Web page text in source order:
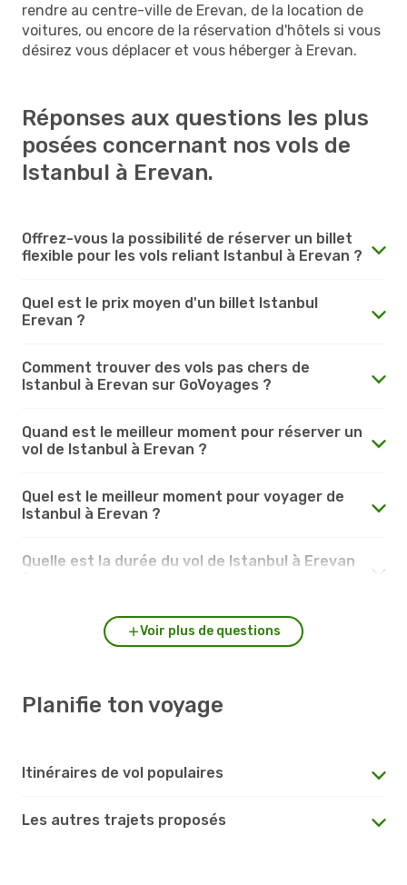
rendre au centre-ville de Erevan, de la location de
voitures, ou encore de la réservation d'hôtels si vous
désirez vous déplacer et vous héberger à Erevan.
Réponses aux questions les plus
posées concernant nos vols de
Istanbul à Erevan.
Offrez-vous la possibilité de réserver un billet
flexible pour les vols reliant Istanbul à Erevan ?
Quel est le prix moyen d'un billet Istanbul
Erevan ?
Comment trouver des vols pas chers de
Istanbul à Erevan sur GoVoyages ?
Quand est le meilleur moment pour réserver un
vol de Istanbul à Erevan ?
Quel est le meilleur moment pour voyager de
Istanbul à Erevan ?
Quelle est la durée du vol de Istanbul à Erevan
Voir plus de questions
Planifie ton voyage
Itinéraires de vol populaires
Les autres trajets proposés